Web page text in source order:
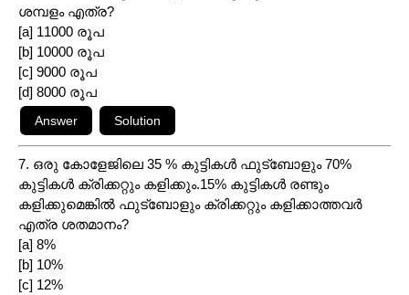
ശമ്പളം എത്ര?
[a] 11000 രൂപ
[b] 10000 രൂപ
[c] 9000 രൂപ
[d] 8000 രൂപ
7. ഒരു കോളേജിലെ 35 % കുട്ടികൾ ഫുട്ബോളും 70%
കുട്ടികൾ ക്രിക്കറ്റും കളിക്കും.15% കുട്ടികൾ രണ്ടും
കളിക്കുമെങ്കിൽ ഫുട്ബോളും ക്രിക്കറ്റും കളിക്കാത്തവർ
എത്ര ശതമാനം?
[a] 8%
[b] 10%
[c] 12%